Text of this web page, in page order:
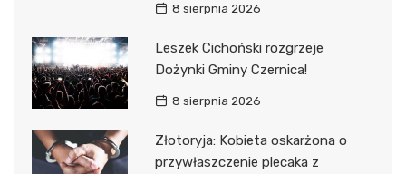
8 sierpnia 2026
Leszek Cichoński rozgrzeje
Dożynki Gminy Czernica!
8 sierpnia 2026
Złotoryja: Kobieta oskarżona o
przywłaszczenie plecaka z